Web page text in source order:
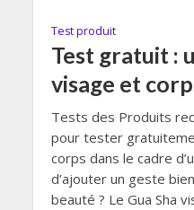
Test produit
Test gratuit :
visage et
Tests des Produits
pour tester
corps dans le cadre
d’ajouter un geste
beauté ? Le Gua Sha